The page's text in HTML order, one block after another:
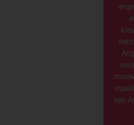
van